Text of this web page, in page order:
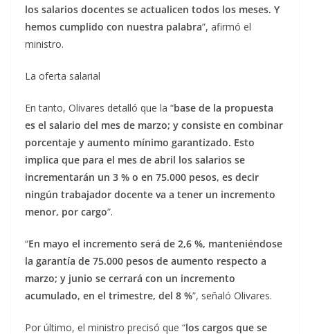
los salarios docentes se actualicen todos los meses. Y
hemos cumplido con nuestra palabra”, afirmó el
ministro.
La oferta salarial
En tanto, Olivares detalló que la “base de la propuesta
es el salario del mes de marzo; y consiste en combinar
porcentaje y aumento mínimo garantizado. Esto
implica que para el mes de abril los salarios se
incrementarán un 3 % o en 75.000 pesos, es decir
ningún trabajador docente va a tener un incremento
menor, por cargo”.
“En mayo el incremento será de 2,6 %, manteniéndose
la garantía de 75.000 pesos de aumento respecto a
marzo; y junio se cerrará con un incremento
acumulado, en el trimestre, del 8 %”, señaló Olivares.
Por último, el ministro precisó que “los cargos que se